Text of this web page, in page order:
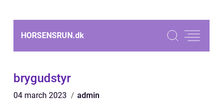
HORSENSRUN.dk
brygudstyr
04 march 2023 admin